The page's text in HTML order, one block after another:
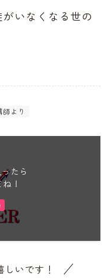
いなくなる世の
より
たら
！
いです！